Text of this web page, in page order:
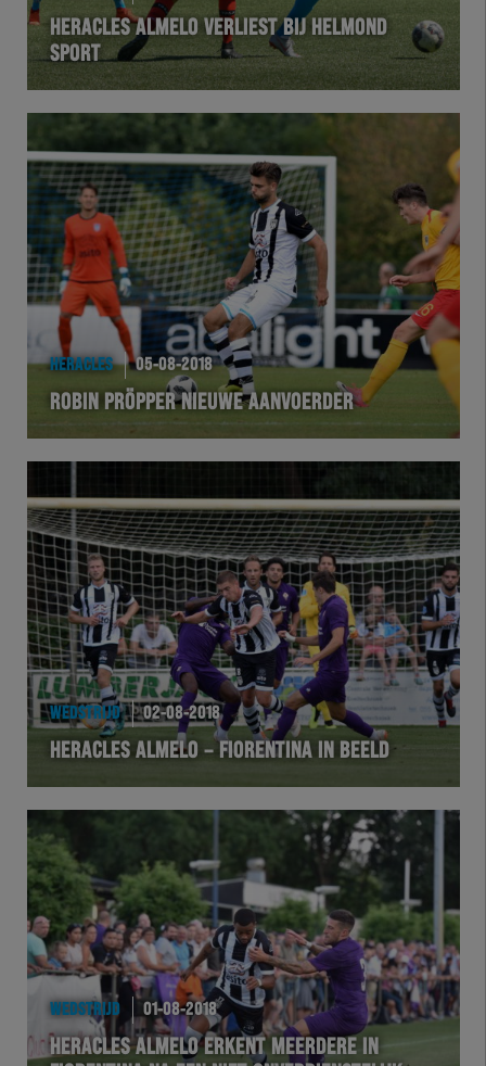
HERACLES ALMELO VERLIEST BIJ HELMOND
SPORT
HERACLES 05-08-2018
ROBIN PRÖPPER NIEUWE AANVOERDER
WEDSTRIJD 02-08-2018
HERACLES ALMELO – FIORENTINA IN BEELD
WEDSTRIJD 01-08-2018
HERACLES ALMELO ERKENT MEERDERE IN